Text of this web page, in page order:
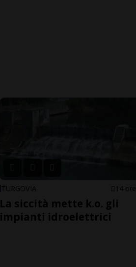
TURGOVIA 14 ore
La siccità mette k.o. gli
impianti idroelettrici